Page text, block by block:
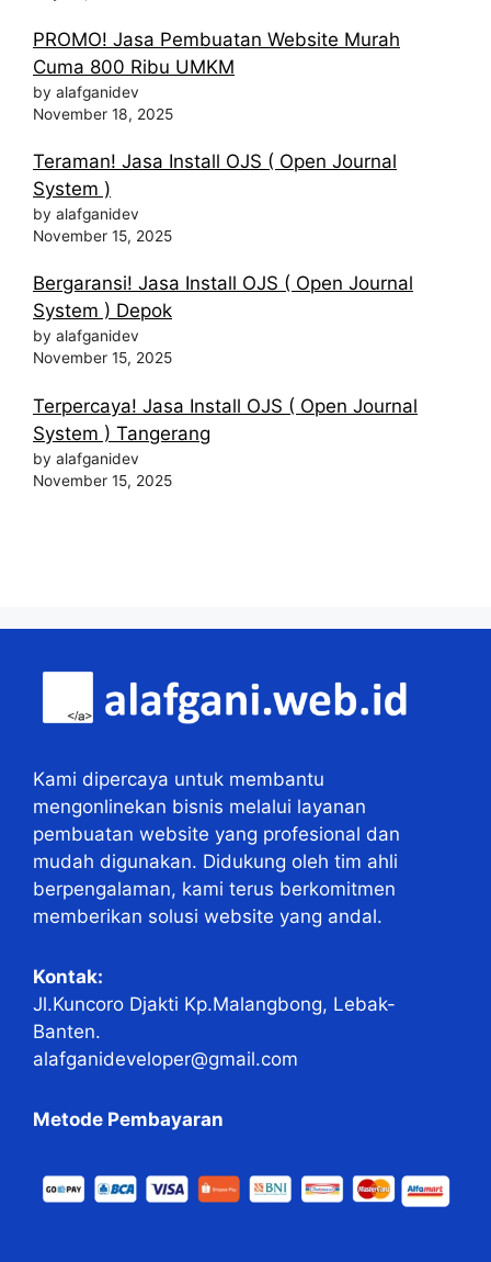
PROMO! Jasa Pembuatan Website Murah
Cuma 800 Ribu UMKM
by alafganidev
November 18, 2025
Teraman! Jasa Install OJS ( Open Journal
System )
by alafganidev
November 15, 2025
Bergaransi! Jasa Install OJS ( Open Journal
System ) Depok
by alafganidev
November 15, 2025
Terpercaya! Jasa Install OJS ( Open Journal
System ) Tangerang
by alafganidev
November 15, 2025
Kami dipercaya untuk membantu
mengonlinekan bisnis melalui layanan
pembuatan website yang profesional dan
mudah digunakan. Didukung oleh tim ahli
berpengalaman, kami terus berkomitmen
memberikan solusi website yang andal.
Kontak:
Jl.Kuncoro Djakti Kp.Malangbong, Lebak-
Banten.
alafganideveloper@gmail.com
Metode Pembayaran